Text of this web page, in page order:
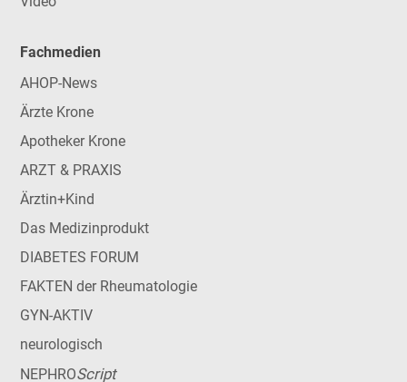
Fachmedien
AHOP-News
Ärzte Krone
Apotheker Krone
ARZT & PRAXIS
Ärztin+Kind
Das Medizinprodukt
DIABETES FORUM
FAKTEN der Rheumatologie
GYN-AKTIV
neurologisch
NEPHROScript